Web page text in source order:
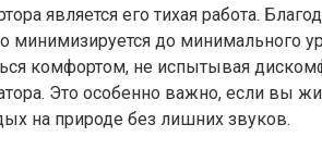
является его тихая работа.
минимизируется до минимального
комфортом, не испытывая
Это особенно важно, если вы
на природе без лишних звуков.